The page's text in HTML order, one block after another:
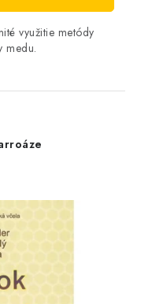
využitie metódy
medu.